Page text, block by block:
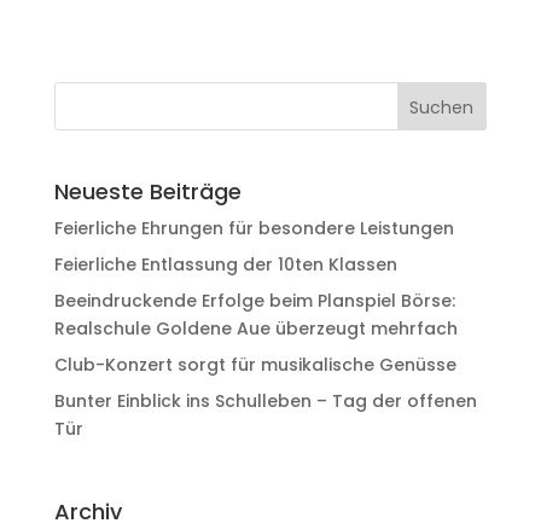
Neueste Beiträge
Feierliche Ehrungen für besondere Leistungen
Feierliche Entlassung der 10ten Klassen
Beeindruckende Erfolge beim Planspiel Börse:
Realschule Goldene Aue überzeugt mehrfach
Club-Konzert sorgt für musikalische Genüsse
Bunter Einblick ins Schulleben – Tag der offenen
Tür
Archiv